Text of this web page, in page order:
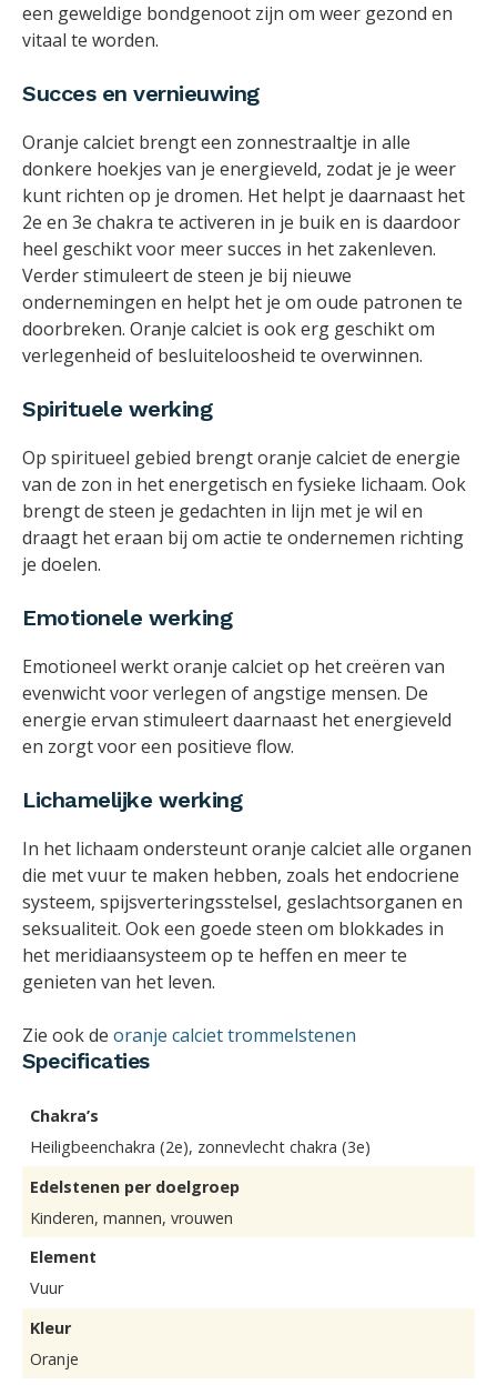
een geweldige bondgenoot zijn om weer gezond en
vitaal te worden.
Succes en vernieuwing
Oranje calciet brengt een zonnestraaltje in alle
donkere hoekjes van je energieveld, zodat je je weer
kunt richten op je dromen. Het helpt je daarnaast het
2e en 3e chakra te activeren in je buik en is daardoor
heel geschikt voor meer succes in het zakenleven.
Verder stimuleert de steen je bij nieuwe
ondernemingen en helpt het je om oude patronen te
doorbreken. Oranje calciet is ook erg geschikt om
verlegenheid of besluiteloosheid te overwinnen.
Spirituele werking
Op spiritueel gebied brengt oranje calciet de energie
van de zon in het energetisch en fysieke lichaam. Ook
brengt de steen je gedachten in lijn met je wil en
draagt het eraan bij om actie te ondernemen richting
je doelen.
Emotionele werking
Emotioneel werkt oranje calciet op het creëren van
evenwicht voor verlegen of angstige mensen. De
energie ervan stimuleert daarnaast het energieveld
en zorgt voor een positieve flow.
Lichamelijke werking
In het lichaam ondersteunt oranje calciet alle organen
die met vuur te maken hebben, zoals het endocriene
systeem, spijsverteringsstelsel, geslachtsorganen en
seksualiteit. Ook een goede steen om blokkades in
het meridiaansysteem op te heffen en meer te
genieten van het leven.
Zie ook de oranje calciet trommelstenen
Specificaties
Chakra’s
Heiligbeenchakra (2e), zonnevlecht chakra (3e)
Edelstenen per doelgroep
Kinderen, mannen, vrouwen
Element
Vuur
Kleur
Oranje